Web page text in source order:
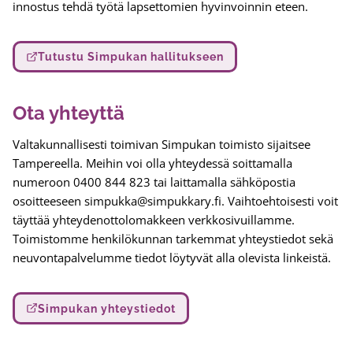
innostus tehdä työtä lapsettomien hyvinvoinnin eteen.
Tutustu Simpukan hallitukseen
Ota yhteyttä
Valtakunnallisesti toimivan Simpukan toimisto sijaitsee
Tampereella. Meihin voi olla yhteydessä soittamalla
numeroon 0400 844 823 tai laittamalla sähköpostia
osoitteeseen simpukka@simpukkary.fi. Vaihtoehtoisesti voit
täyttää yhteydenottolomakkeen verkkosivuillamme.
Toimistomme henkilökunnan tarkemmat yhteystiedot sekä
neuvontapalvelumme tiedot löytyvät alla olevista linkeistä.
Simpukan yhteystiedot